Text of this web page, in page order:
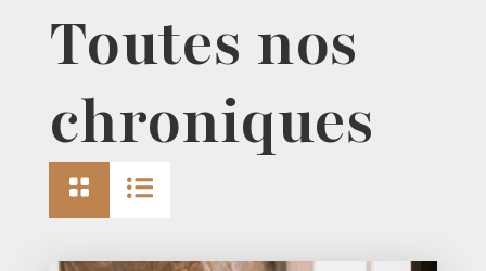
Toutes nos
chroniques
 